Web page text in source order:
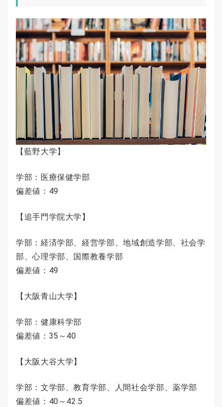
【藍野大学】
学部：医療保健学部
偏差値：49
【追手門学院大学】
学部：経済学部、経営学部、地域創造学部、社会学
部、心理学部、国際教養学部
偏差値：49
【大阪青山大学】
学部：健康科学部
偏差値：35～40
【大阪大谷大学】
学部：文学部、教育学部、人間社会学部、薬学部
偏差値：40～42.5